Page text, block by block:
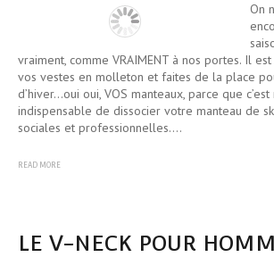
On
vraiment, comme VRAIMENT à nos portes. Il
vos vestes en molleton et faites de la place
d’hiver…oui oui, VOS manteaux, parce que
indispensable de dissocier votre manteau de
sociales et professionnelles.…
READ MORE
LE V-NECK POUR